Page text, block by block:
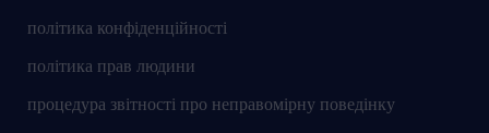
політика конфіденційності
політика прав людини
процедура звітності про неправомірну поведінку